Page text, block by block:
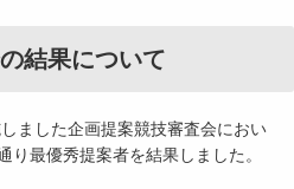
結果について
ました企画提案競技審査会におい
り最優秀提案者を結果しました。